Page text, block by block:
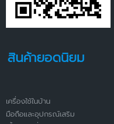
สินค้ายอดนิยม
เครื่องใช้ในบ้าน
มือถือและอุปกรณ์เสริม